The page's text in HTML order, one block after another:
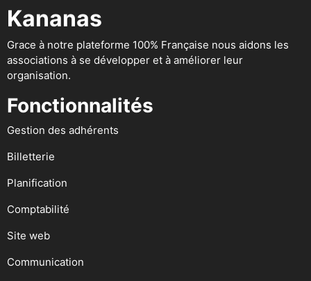
Kananas
Grace à notre plateforme 100% Française nous aidons les
associations à se développer et à améliorer leur
organisation.
Fonctionnalités
Gestion des adhérents
Billetterie
Planification
Comptabilité
Site web
Communication